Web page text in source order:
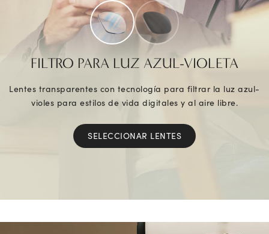
FILTRO PARA LUZ AZUL-VIOLETA
Lentes transparentes con tecnología para filtrar la luz azul-
violes para estilos de vida digitales y al aire libre.
SELECCIONAR LENTES